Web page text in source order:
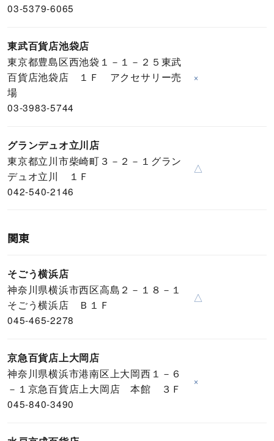
03-5379-6065
東武百貨店池袋店
東京都豊島区西池袋１－１－２５東武
百貨店池袋店 １Ｆ アクセサリー売
場
03-3983-5744
×
グランデュオ立川店
東京都立川市柴崎町３－２－１グラン
デュオ立川 １Ｆ
042-540-2146
△
関東
そごう横浜店
神奈川県横浜市西区高島２－１８－１
そごう横浜店 Ｂ１Ｆ
045-465-2278
△
京急百貨店上大岡店
神奈川県横浜市港南区上大岡西１－６
－１京急百貨店上大岡店 本館 ３Ｆ
045-840-3490
×